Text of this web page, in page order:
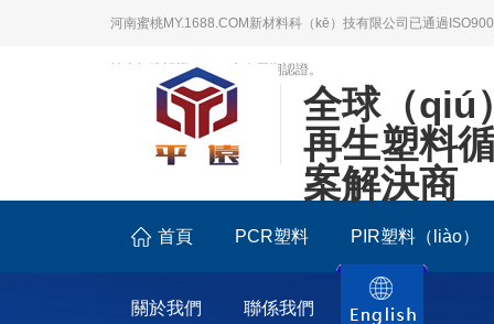
河南蜜桃MY.1688.COM新材料科（kē）技有限公司已通過
社會標準認證；LCA生命周期認證。
全球（qiú
再生塑料
案解決商
首頁 PCR塑料 PIR塑料（liào）
關於我們 聯係我們